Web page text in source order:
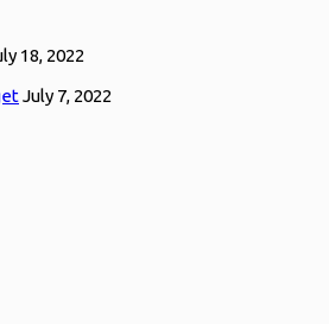
18, 2022
July 7, 2022